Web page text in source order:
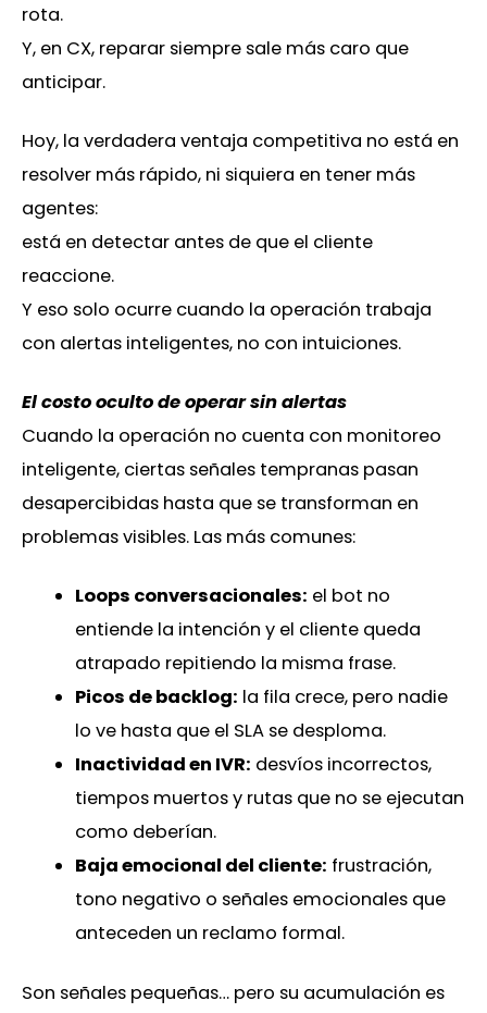
rota.
Y, en CX, reparar siempre sale más caro que
anticipar.
Hoy, la verdadera ventaja competitiva no está en
resolver más rápido, ni siquiera en tener más
agentes:
está en detectar antes de que el cliente
reaccione.
Y eso solo ocurre cuando la operación trabaja
con alertas inteligentes, no con intuiciones.
El costo oculto de operar sin alertas
Cuando la operación no cuenta con monitoreo
inteligente, ciertas señales tempranas pasan
desapercibidas hasta que se transforman en
problemas visibles. Las más comunes:
Loops conversacionales: el bot no
entiende la intención y el cliente queda
atrapado repitiendo la misma frase.
Picos de backlog: la fila crece, pero nadie
lo ve hasta que el SLA se desploma.
Inactividad en IVR: desvíos incorrectos,
tiempos muertos y rutas que no se ejecutan
como deberían.
Baja emocional del cliente: frustración,
tono negativo o señales emocionales que
anteceden un reclamo formal.
Son señales pequeñas… pero su acumulación es